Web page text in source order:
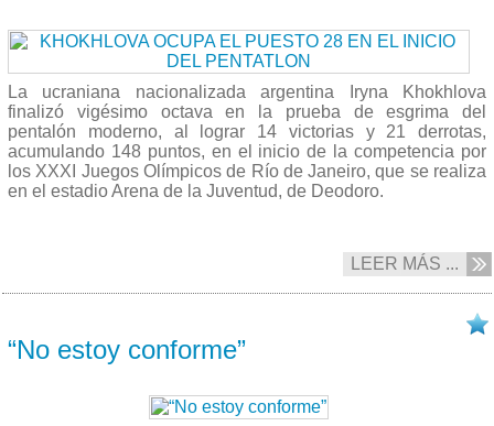
La ucraniana nacionalizada argentina Iryna Khokhlova
finalizó vigésimo octava en la prueba de esgrima del
pentalón moderno, al lograr 14 victorias y 21 derrotas,
acumulando 148 puntos, en el inicio de la competencia por
los XXXI Juegos Olímpicos de Río de Janeiro, que se realiza
en el estadio Arena de la Juventud, de Deodoro.
LEER MÁS ...
“No estoy conforme”